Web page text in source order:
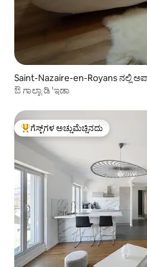
Saint-Nazaire-en-Royans ನಲ್ಲಿ
ಔ ಗಾಲ್ಟಾ ಡಿ 'ಇಡಾ
ಗೆಸ್ಟ್‌ಗಳಿಗೆ ಅತಿ ಹೆಚ್ಚು ಅಚ್ಚುಮೆಚ್ಚಿನದು
ಗೆಸ್ಟ್‌ಗಳ ಅಚ್ಚುಮೆಚ್ಚಿನದು